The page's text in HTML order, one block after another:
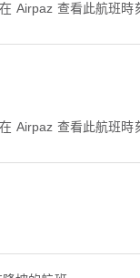
Airpaz 查看此航班時
Airpaz 查看此航班時